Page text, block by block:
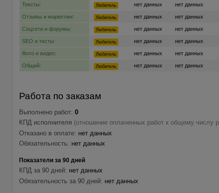
Тексты:
Любитель нет данных нет данных
Отзывы и маркетинг: Любитель нет данных нет данных
Соцсети и форумы: Любитель нет данных нет данных
SEO и тесты: Любитель нет данных нет данных
Фото и видео: Любитель нет данных нет данных
Общий: Любитель нет данных нет данных
Работа по заказам
Выполнено работ: 0
КПД исполнителя (отношение оплаченных работ к общему числу
Отказано в оплате: нет данных
Обязательность: нет данных
Показатели за 90 дней
КПД за 90 дней: нет данных
Обязательность за 90 дней: нет данных